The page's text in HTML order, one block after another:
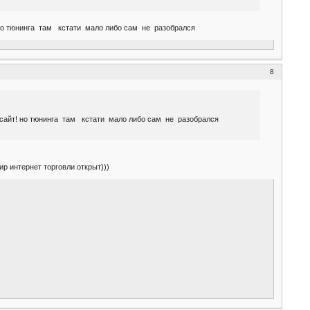
тюнинга там кстати мало либо сам не разобрался
8
но тюнинга там кстати мало либо сам не разобрался
интернет торговли открыт)))